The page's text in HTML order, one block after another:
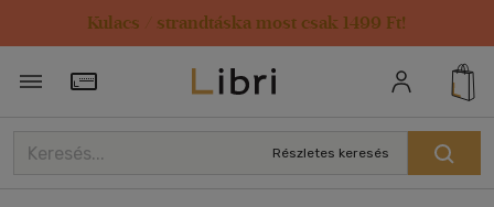
Kulacs / strandtáska most csak 1499 Ft!
Törzsvásárlói Kártya adatai
Részletes keresés
Rendezés
Kiadás éve szerint csökkenő